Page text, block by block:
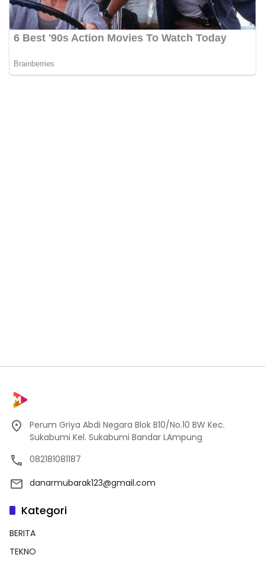
Perum Griya Abdi Negara Blok B10/No.10 BW Kec.
Sukabumi Kel. Sukabumi Bandar LAmpung
082181081187
danarmubarak123@gmail.com
Kategori
BERITA
TEKNO